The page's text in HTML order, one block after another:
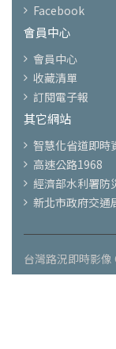
Facebook
會員中心
會員中心
收藏清單
訂閱電子報
其它網站
智慧化省道即時
高速公路1968
經濟部水利署防
新北市政府交通
台灣路況即時影